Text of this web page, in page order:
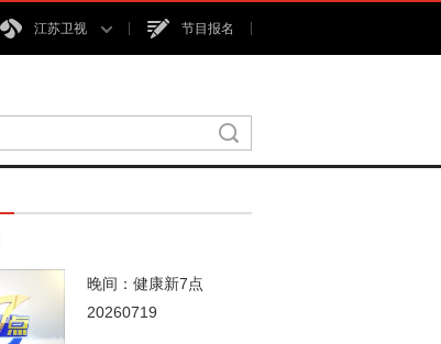
江苏卫视 节目报名
晚间：健康新7点
20260719